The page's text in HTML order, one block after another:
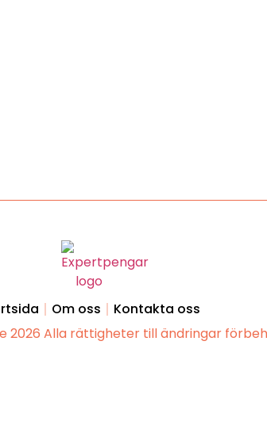
Om oss
Kontakta oss
2026 Alla rättigheter till ändringar